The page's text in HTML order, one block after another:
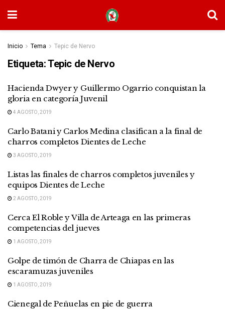
Inicio Tema Tepic de Nervo
Etiqueta:Tepic de Nervo
Hacienda Dwyer y Guillermo Ogarrio conquistan la
gloria en categoría Juvenil
4 AGOSTO, 2019
Carlo Batani y Carlos Medina clasifican a la final de
charros completos Dientes de Leche
3 AGOSTO, 2019
Listas las finales de charros completos juveniles y
equipos Dientes de Leche
2 AGOSTO, 2019
Cerca El Roble y Villa de Arteaga en las primeras
competencias del jueves
1 AGOSTO, 2019
Golpe de timón de Charra de Chiapas en las
escaramuzas juveniles
1 AGOSTO, 2019
Cienegal de Peñuelas en pie de guerra